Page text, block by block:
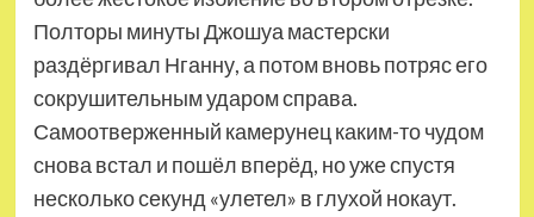
Полторы минуты Джошуа мастерски
раздёргивал Нганну, а потом вновь потряс его
сокрушительным ударом справа.
Самоотверженный камерунец каким-то чудом
снова встал и пошёл вперёд, но уже спустя
несколько секунд «улетел» в глухой нокаут.